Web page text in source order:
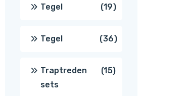
Tegel 1919
producten
Tegel 3636
producten
Traptreden
sets
1515